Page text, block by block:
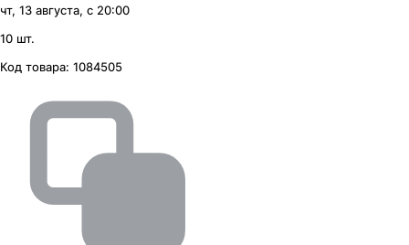
чт, 13 августа, с 20:00
10 шт.
Код товара: 1084505